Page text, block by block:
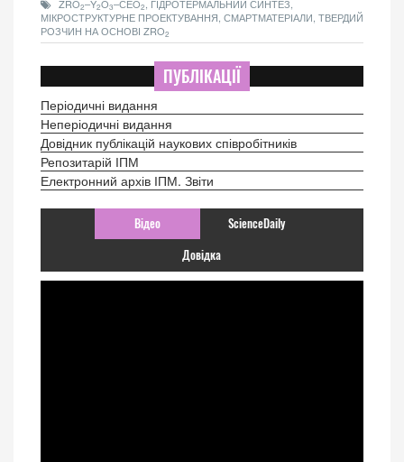
ZRO2–Y2O3–СЕO2
, ГІДРОТЕРМАЛЬНИЙ СИНТЕЗ,
МІКРОСТРУКТУРНЕ ПРОЕКТУВАННЯ, СМАРТМАТЕРІАЛИ, ТВЕРДИЙ
РОЗЧИН НА ОСНОВІ ZRO2
ПУБЛІКАЦІЇ
Періодичні видання
Неперіодичні видання
Довідник публікацій наукових співробітників
Репозитарій ІПМ
Електронний архів ІПМ. Звіти
Відео ScienceDaily
Довідка